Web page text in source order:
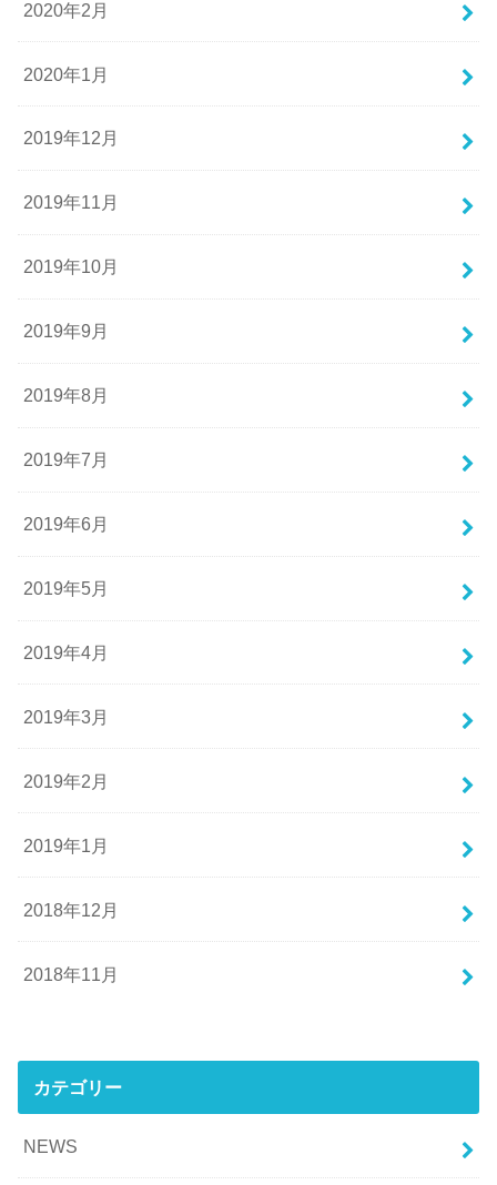
2020年2月
2020年1月
2019年12月
2019年11月
2019年10月
2019年9月
2019年8月
2019年7月
2019年6月
2019年5月
2019年4月
2019年3月
2019年2月
2019年1月
2018年12月
2018年11月
カテゴリー
NEWS